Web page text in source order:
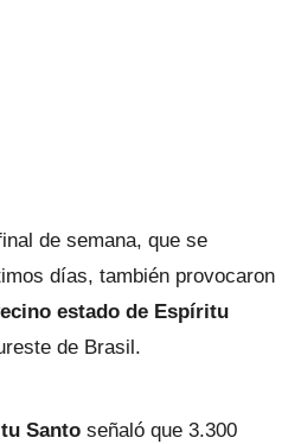
de semana, que se
días, también provocaron
estado de Espíritu
de Brasil.
Santo señaló que 3.300